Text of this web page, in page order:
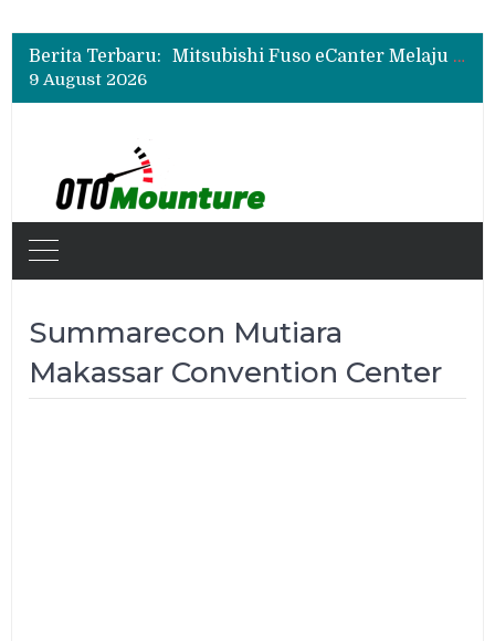
Berita Terbaru:
Mitsubishi Fuso Dorong Armada Minim Downtime lewat VIP Fleet Training 2026
Mitsubishi Fuso eCanter Melaju di Bisnis Logistik, Fastana Jadi Pengguna Baru
Mitsubishi Fuso Dorong Armada Minim Downtime lewat VIP Fleet Training 2026
9 August 2026
Summarecon Mutiara
Makassar Convention Center